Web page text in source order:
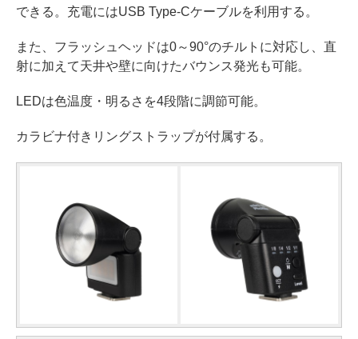
できる。充電にはUSB Type-Cケーブルを利用する。
また、フラッシュヘッドは0～90°のチルトに対応し、直
射に加えて天井や壁に向けたバウンス発光も可能。
LEDは色温度・明るさを4段階に調節可能。
カラビナ付きリングストラップが付属する。